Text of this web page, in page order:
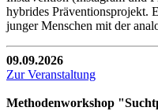
hybrides Präventionsprojekt.
junger Menschen mit der
09.09.2026
Zur Veranstaltung
Methodenworkshop